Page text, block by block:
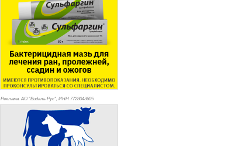
Реклама. АО "Видаль Рус", ИНН 7728043605